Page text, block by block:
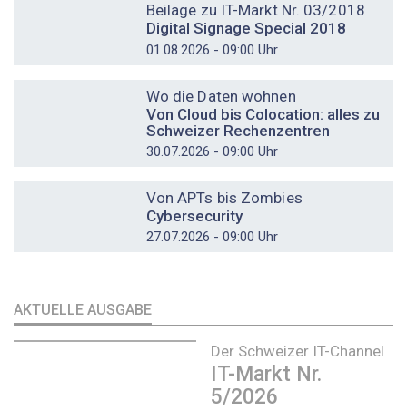
Beilage zu IT-Markt Nr. 03/2018
Digital Signage Special 2018
01.08.2026 - 09:00 Uhr
Wo die Daten wohnen
Von Cloud bis Colocation: alles zu
Schweizer Rechenzentren
30.07.2026 - 09:00 Uhr
Von APTs bis Zombies
Cybersecurity
27.07.2026 - 09:00 Uhr
AKTUELLE AUSGABE
Der Schweizer IT-Channel
IT-Markt Nr.
5/2026